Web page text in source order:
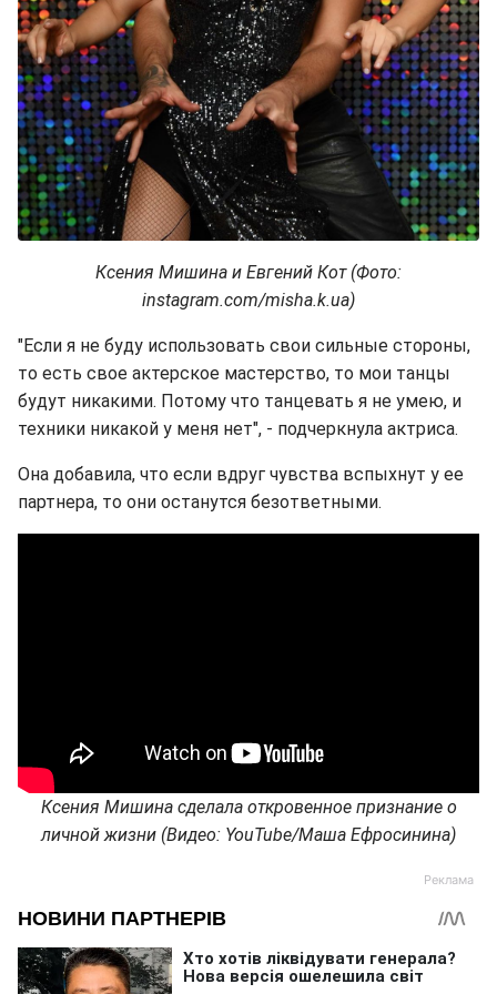
Ксения Мишина и Евгений Кот (Фото:
instagram.com/misha.k.ua)
"Если я не буду использовать свои сильные стороны,
то есть свое актерское мастерство, то мои танцы
будут никакими. Потому что танцевать я не умею, и
техники никакой у меня нет", - подчеркнула актриса.
Она добавила, что если вдруг чувства вспыхнут у ее
партнера, то они останутся безответными.
Ксения Мишина сделала откровенное признание о
личной жизни (Видео: YouTube/Маша Ефросинина)